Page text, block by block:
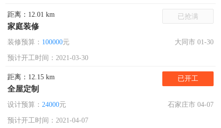
距离：12.01 km
家庭装修
已抢满
装修预算： 100000元 大同市 01-30
预计开工时间：2021-03-30
距离：12.15 km
全屋定制
已开工
设计预算： 24000元 石家庄市 04-07
预计开工时间：2021-04-07